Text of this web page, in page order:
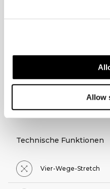
Allow
TECHNISCHE
Technische Funktionen
Vier-Wege-Stretch